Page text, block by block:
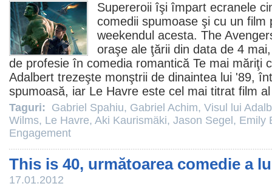
Supereroii îşi împart ecranele
comedii spumoase şi cu un film
weekendul acesta. The
oraşe ale ţării din data de 4
de profesie în comedia romantică Te mai măriţi
Adalbert trezeşte monştrii de dinaintea lui '89,
spumoasă, iar Le Havre este cel mai titrat film
Taguri: Gabriel Spahiu, Gabriel Achim, Visul lui
Wilms, Le Havre, Aki Kaurismäki, Jason Segel , Emily
Engagement
This is 40, următoarea comedie a
17.01.2012